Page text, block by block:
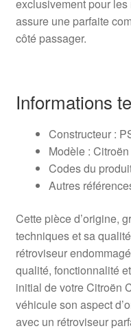
exclusivement pour
assure une parfaite
côté passager.
Informations
Constructeur :
Modèle :
Codes du
Autres
Cette pièce d’origine,
techniques et sa
rétroviseur
qualité, fonctionnalité
initial de votre Citroën
véhicule son aspect
avec un rétroviseur